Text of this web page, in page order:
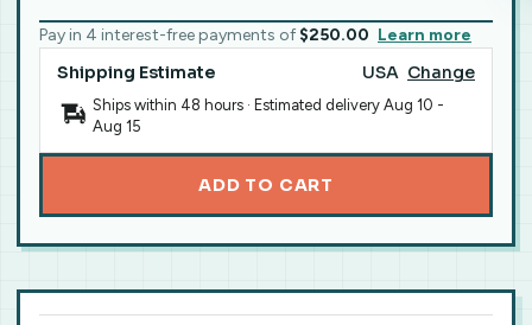
Pay in 4 interest-free payments of $250.00 Learn more
Shipping Estimate USA Change
Ships within 48 hours · Estimated delivery Aug 10 -
Aug 15
ADD TO CART